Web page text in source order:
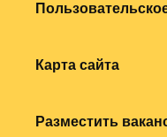
Карта сайта
Разместить